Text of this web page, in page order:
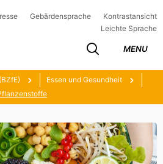
Gebärdensprache
Kontrastansicht
Leichte Sprache
MENU
Essen und Gesundheit